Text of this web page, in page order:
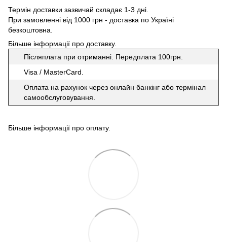
Термін доставки зазвичай складає 1-3 дні.
При замовленні від 1000 грн - доставка по Україні
безкоштовна.
Більше інформації про доставку.
Післяплата при отриманні. Передплата 100грн.
Visa / MasterCard.
Оплата на рахунок через онлайн банкінг або термінал
самообслуговування.
Більше інформації про оплату.